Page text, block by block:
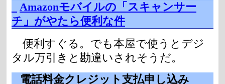
Amazonモバイルの「スキャンサー
チ」がやたら便利な件
便利すぐる。でも本屋で使うとデジ
タル万引きと勘違いされそうだ。
電話料金クレジット支払申し込み